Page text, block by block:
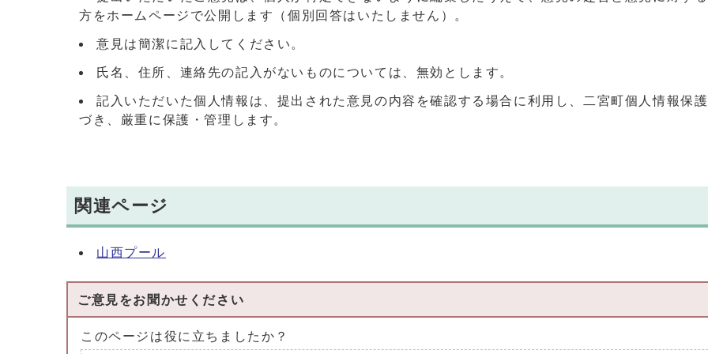
方をホームページで公開します（個別回答はいたしません）。
意見は簡潔に記入してください。
氏名、住所、連絡先の記入がないものについては、無効とします。
記入いただいた個人情報は、提出された意見の内容を確認する場合に利用し、二宮町個人情報保
づき、厳重に保護・管理します。
関連ページ
山西プール
ご意見をお聞かせください
このページは役に立ちましたか？